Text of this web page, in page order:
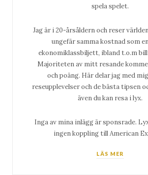
spela spelet.
Jag är i 20-årsåldern och reser
ungefär samma kostnad som
ekonomiklassbiljett, ibland t.o.m
Majoriteten av mitt resande
och poäng. Här delar jag med
reseupplevelser och de bästa tipsen
även du kan resa i lyx.
Inga av mina inlägg är sponsrade.
ingen koppling till American
LÄS MER